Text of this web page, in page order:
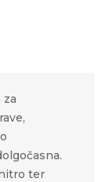
ter